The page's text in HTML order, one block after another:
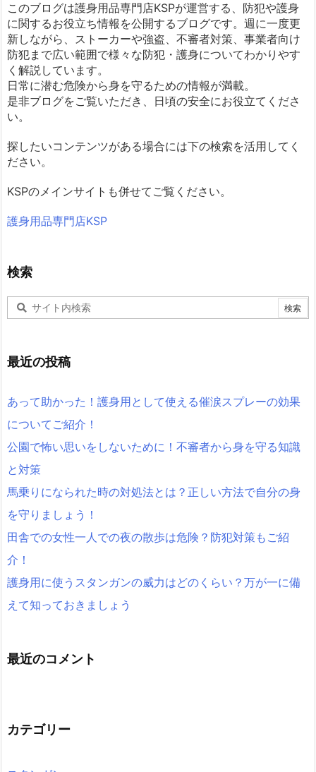
このブログは護身用品専門店KSPが運営する、防犯や護身
に関するお役立ち情報を公開するブログです。週に一度更
新しながら、ストーカーや強盗、不審者対策、事業者向け
防犯まで広い範囲で様々な防犯・護身についてわかりやす
く解説しています。
日常に潜む危険から身を守るための情報が満載。
是非ブログをご覧いただき、日頃の安全にお役立てくださ
い。
探したいコンテンツがある場合には下の検索を活用してく
ださい。
KSPのメインサイトも併せてご覧ください。
護身用品専門店KSP
検索
最近の投稿
あって助かった！護身用として使える催涙スプレーの効果
についてご紹介！
公園で怖い思いをしないために！不審者から身を守る知識
と対策
馬乗りになられた時の対処法とは？正しい方法で自分の身
を守りましょう！
田舎での女性一人での夜の散歩は危険？防犯対策もご紹
介！
護身用に使うスタンガンの威力はどのくらい？万が一に備
えて知っておきましょう
最近のコメント
カテゴリー